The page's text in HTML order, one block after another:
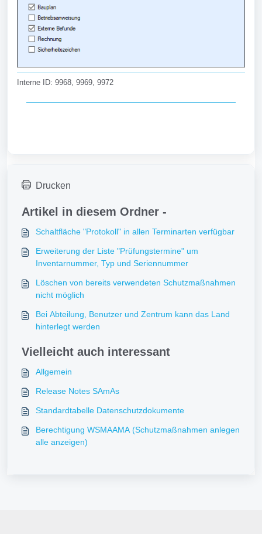
Interne ID: 9968, 9969, 9972
Drucken
Artikel in diesem Ordner -
Schaltfläche "Protokoll" in allen Terminarten verfügbar
Erweiterung der Liste "Prüfungstermine" um
Inventarnummer, Typ und Seriennummer
Löschen von bereits verwendeten Schutzmaßnahmen
nicht möglich
Bei Abteilung, Benutzer und Zentrum kann das Land
hinterlegt werden
Vielleicht auch interessant
Allgemein
Release Notes SAmAs
Standardtabelle Datenschutzdokumente
Berechtigung WSMAAMA (Schutzmaßnahmen anlegen
alle anzeigen)